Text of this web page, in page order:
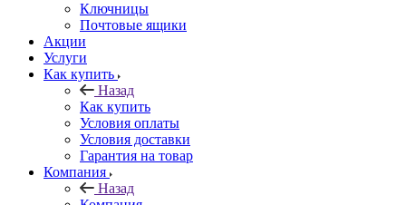
Ключницы
Почтовые ящики
Акции
Услуги
Как купить
Назад
Как купить
Условия оплаты
Условия доставки
Гарантия на товар
Компания
Назад